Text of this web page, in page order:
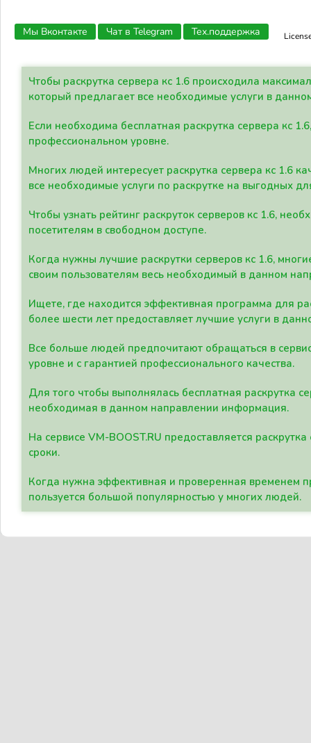
Мы Вконтакте Чат в Telegram Тех.поддержка
Чтобы раскрутка сервера кс 1.6 происходила
который предлагает все необходимые услуги в
Если необходима бесплатная раскрутка сервера кс
профессиональном уровне.
Многих людей интересует раскрутка сервера кс 1.6
все необходимые услуги по раскрутке на выгодных
Чтобы узнать рейтинг раскруток серверов кс 1.6,
посетителям в свободном доступе.
Когда нужны лучшие раскрутки серверов кс 1.6,
своим пользователям весь необходимый в данном
Ищете, где находится эффективная программа для
более шести лет предоставляет лучшие услуги в
Все больше людей предпочитают обращаться в
уровне и с гарантией профессионального качества.
Для того чтобы выполнялась бесплатная раскрутка
необходимая в данном направлении информация.
На сервисе VM-BOOST.RU предоставляется
сроки.
Когда нужна эффективная и проверенная временем
пользуется большой популярностью у многих людей.